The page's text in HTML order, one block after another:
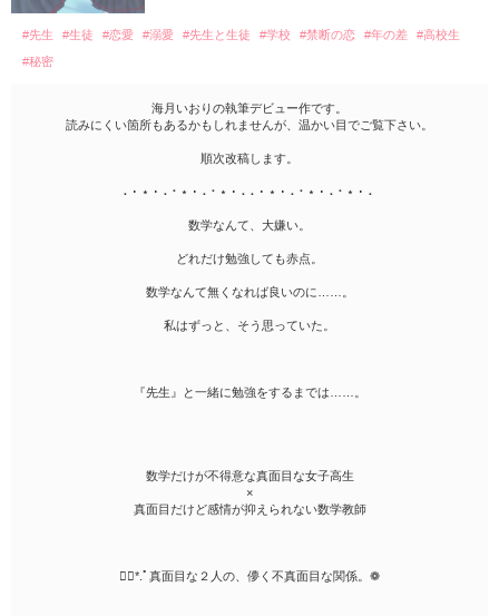
#先生 #生徒 #恋愛 #溺愛 #先生と生徒 #学校 #禁断の恋 #年の差
#高校生
#秘密
海月いおりの執筆デビュー作です。
読みにくい箇所もあるかもしれませんが、温かい目でご覧下さい。
順次改稿します。
⠄･ ⋆ ･ ⠄⠂⋆ ･ ⠄⠂⋆ ･ ⠄⠄･ ⋆ ･ ⠄⠂⋆ ･ ⠄⠂⋆ ･ ⠄
数学なんて、大嫌い。
どれだけ勉強しても赤点。
数学なんて無くなれば良いのに……。
私はずっと、そう思っていた。
『先生』と一緒に勉強をするまでは……。
数学だけが不得意な真面目な女子高生
×
真面目だけど感情が抑えられない数学教師
❁⃘*.ﾟ真面目な２人の、儚く不真面目な関係。❁